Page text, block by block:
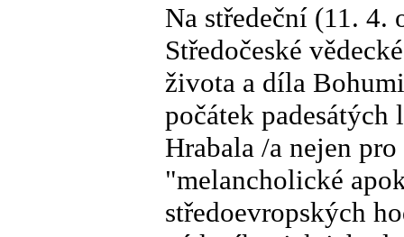
Na středeční (11. 4.
Středočeské
života a díla
počátek
Hrabala /a nejen
"melancholické
středoevropských